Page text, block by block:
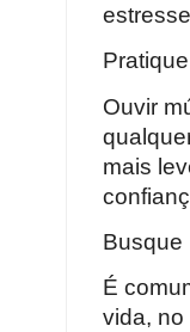
Ouvir
mais
Busque
É
vida,